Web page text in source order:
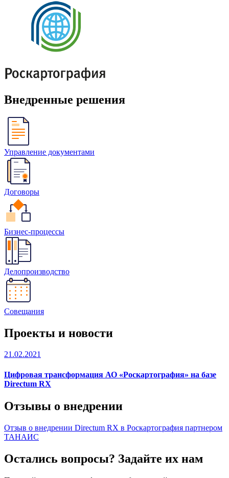
Внедренные решения
Управление документами
Договоры
Бизнес-процессы
Делопроизводство
Совещания
Проекты и новости
21.02.2021
Цифровая трансформация АО «Роскартография» на базе
Directum RX
Отзывы о внедрении
Отзыв о внедрении Directum RX в Роскартография партнером
ТАНАИС
Остались вопросы? Задайте их нам